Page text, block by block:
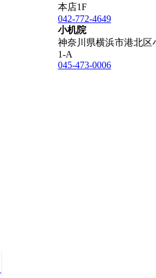
本店1F
042-772-4649
小机院
神奈川県横浜市港北区
1-A
045-473-0006